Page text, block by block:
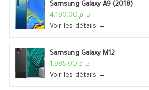
Samsung Galaxy A9 (2018)
د. م.4,190.00
Voir les détails →
Samsung Galaxy M12
د. م.1,985.00
Voir les détails →